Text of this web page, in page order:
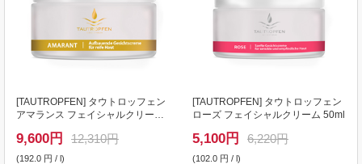
[TAUTROPFEN] タウトロッフェン
アマランス フェイシャルクリーム
9,600円 12,310円
(192.0 円 / l)
[TAUTROPFEN] タウトロッフェン
ローズ フェイシャルクリーム 50ml
5,100円 6,220円
(102.0 円 / l)